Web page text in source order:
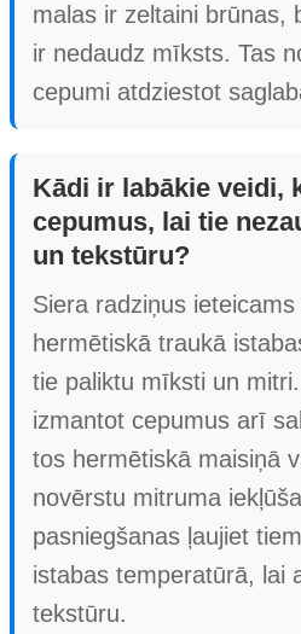
malas ir zeltaini brūnas,
ir nedaudz mīksts. Tas
cepumi atdziestot
Kādi ir labākie veidi,
cepumus, lai tie
un tekstūru?
Siera radziņus
hermētiskā traukā
tie paliktu mīksti un
izmantot cepumus arī
tos hermētiskā maisiņā
novērstu mitruma
pasniegšanas ļaujiet
istabas temperatūrā, lai
tekstūru.